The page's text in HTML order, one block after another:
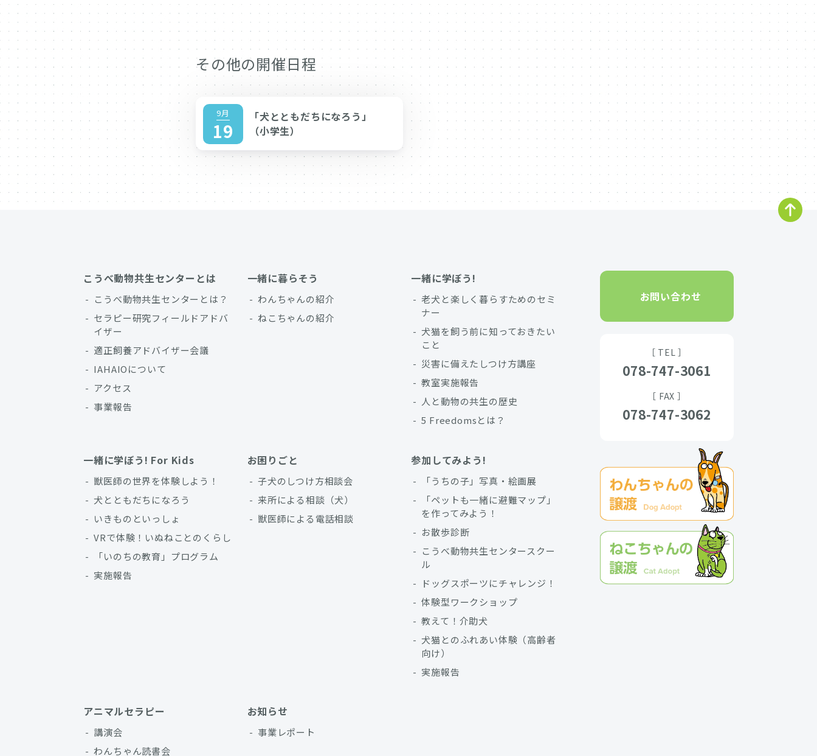
その他の開催日程
9月
19
「犬とともだちになろう」
（小学生）
こうべ動物共生センターとは
こうべ動物共生センターとは？
セラピー研究フィールドアドバ
イザー
適正飼養アドバイザー会議
IAHAIOについて
アクセス
事業報告
一緒に暮らそう
わんちゃんの紹介
ねこちゃんの紹介
一緒に学ぼう!
老犬と楽しく暮らすためのセミ
ナー
犬猫を飼う前に知っておきたい
こと
災害に備えたしつけ方講座
教室実施報告
人と動物の共生の歴史
5 Freedomsとは？
一緒に学ぼう! For Kids
獣医師の世界を体験しよう！
犬とともだちになろう
いきものといっしょ
VRで体験！いぬねことのくらし
「いのちの教育」プログラム
実施報告
お困りごと
子犬のしつけ方相談会
来所による相談（犬）
獣医師による電話相談
参加してみよう!
「うちの子」写真・絵画展
「ペットも一緒に避難マップ」
を作ってみよう！
お散歩診断
こうべ動物共生センタースクー
ル
ドッグスポーツにチャレンジ！
体験型ワークショップ
教えて！介助犬
犬猫とのふれあい体験（高齢者
向け）
実施報告
アニマルセラピー
講演会
わんちゃん読書会
お知らせ
事業レポート
お問い合わせ
［ TEL ］
078-747-3061
［ FAX ］
078-747-3062